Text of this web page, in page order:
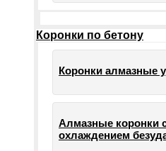
Коронки по бетону
Коронки алмазные
Алмазные коронки
охлаждением